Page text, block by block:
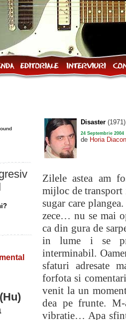
Disaster (1971)
24 Septembrie 2004
de Horia
Zilele astea am
mijloc de transport
sugar care
zece… nu se mai
ca din gura de
in lume i se
interminabil.
sfaturi adresate
forfota si
venit la un
dea pe frunte. M-
vibratie… Apa